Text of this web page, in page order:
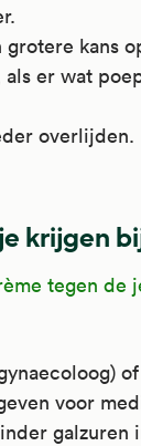
kans
er wat
overlijden.
krijgen
tegen de
voor
galzuren